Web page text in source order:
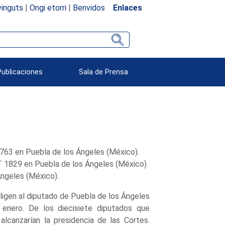
| Ongi etorri| Benvidos Enlaces
Sala de Prensa
en Puebla de los Ángeles (México).
1829 en Puebla de los Ángeles (México).
(México).
al diputado de Puebla de los Ángeles
De los diecisiete diputados que
la presidencia de las Cortes.